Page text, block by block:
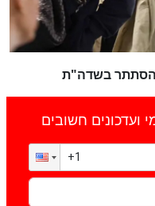
להסתתר בשדה"ת
ועדכונים חשובים